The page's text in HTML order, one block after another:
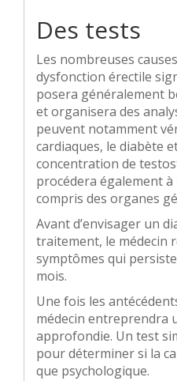
Des tests
Les nombreuses
dysfonction érectile
posera généralement
et organisera des
peuvent notamment
cardiaques, le diabète
concentration de
procédera également
compris des organes
Avant d’envisager un
traitement, le médecin
symptômes qui
mois.
Une fois les
médecin entreprendra
approfondie. Un test
pour déterminer si la
que psychologique.